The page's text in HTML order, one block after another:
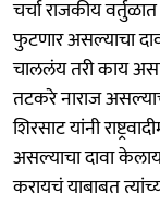
चर्चा राजकीय
फुटणार असल्याचा
चाललंय तरी काय
तटकरे नाराज
शिरसाट यांनी
असल्याचा दावा
करायचं याबाबत